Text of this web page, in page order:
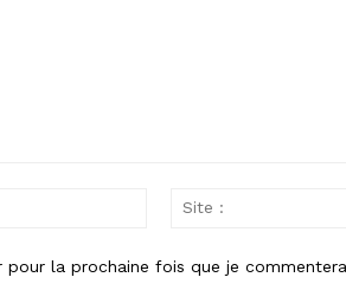
Email
la prochaine fois que je